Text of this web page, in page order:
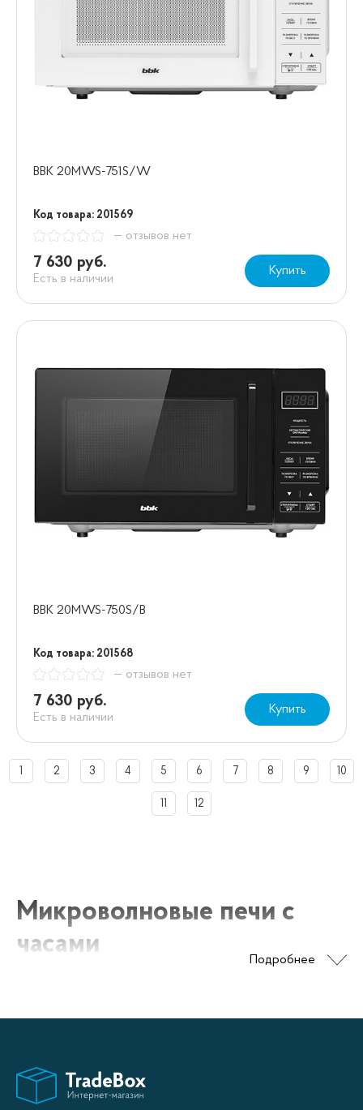
BBK 20MWS-751S/W
Код товара: 201569
— отзывов нет
7 630 руб.
Есть в наличии
Купить
BBK 20MWS-750S/B
Код товара: 201568
— отзывов нет
7 630 руб.
Есть в наличии
Купить
1 2 3 4 5 6 7 8 9 10
11 12
Подробнее
Микроволновые печи с
часами
кухонные приборы, предназначенные для
Они позволяют быстро и удобно подготовить еду,
сохраняя при этом ее питательные свойства.